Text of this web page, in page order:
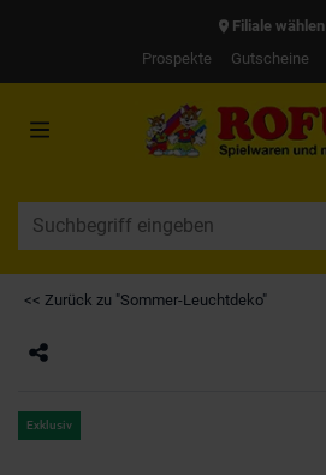
Filiale wählen
Prospekte
Gutscheine
<< Zurück zu "Sommer-Leuchtdeko"
Exklusiv